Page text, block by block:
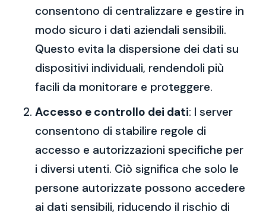
consentono di centralizzare e gestire in
modo sicuro i dati aziendali sensibili.
Questo evita la dispersione dei dati su
dispositivi individuali, rendendoli più
facili da monitorare e proteggere.
Accesso e controllo dei dati: I server
consentono di stabilire regole di
accesso e autorizzazioni specifiche per
i diversi utenti. Ciò significa che solo le
persone autorizzate possono accedere
ai dati sensibili, riducendo il rischio di